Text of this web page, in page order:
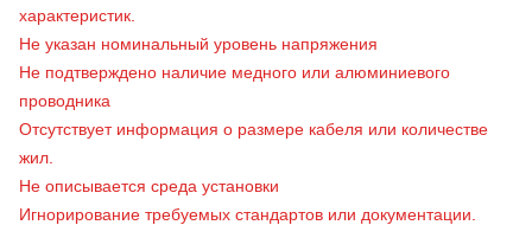
характеристик.
Не указан номинальный уровень напряжения
Не подтверждено наличие медного или алюминиевого
проводника
Отсутствует информация о размере кабеля или количестве
жил.
Не описывается среда установки
Игнорирование требуемых стандартов или документации.